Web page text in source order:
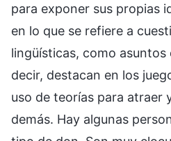
para exponer sus propias
en lo que se refiere a
lingüísticas, como
decir, destacan en los
uso de teorías para atraer
demás. Hay algunas